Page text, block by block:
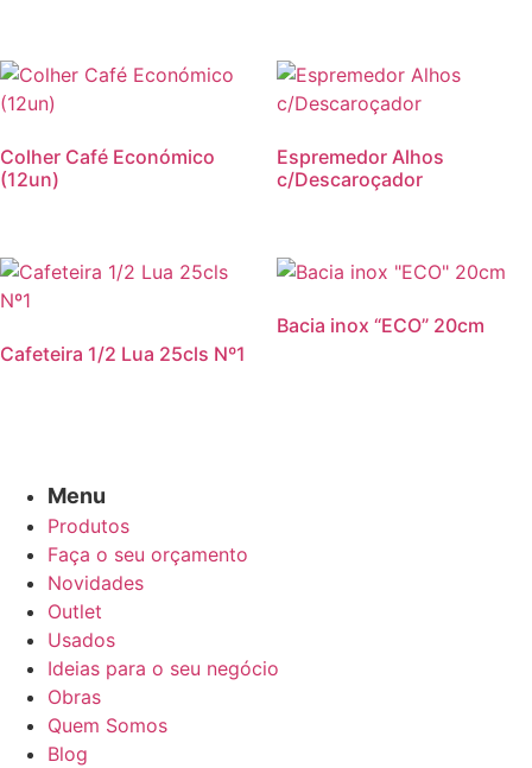
Colher Café Económico
(12un)
Espremedor Alhos
c/Descaroçador
Cafeteira 1/2 Lua 25cls Nº1
Bacia inox “ECO” 20cm
Menu
Produtos
Faça o seu orçamento
Novidades
Outlet
Usados
Ideias para o seu negócio
Obras
Quem Somos
Blog